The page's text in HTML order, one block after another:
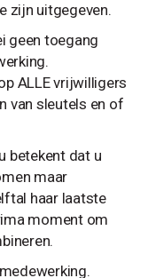
zijn uitgegeven.
geen toegang
ALLE vrijwilligers
van sleutels en of
betekent dat u
maar
haar laatste
moment om